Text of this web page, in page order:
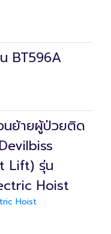
BT596A
นย้ายผู้ป่วยติด
Lift) รุ่น
Hoist
Hoist